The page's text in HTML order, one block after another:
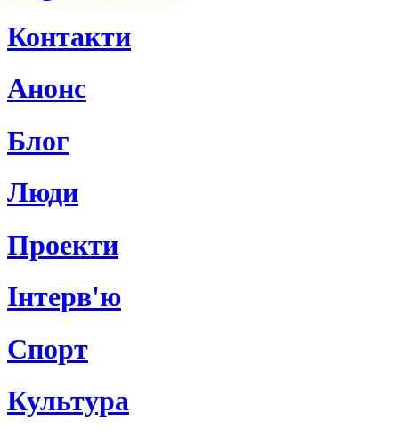
Контакти
Анонс
Блог
Люди
Проекти
Інтерв'ю
Спорт
Культура